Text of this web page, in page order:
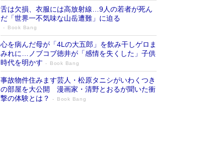
舌は欠損、衣服には高放射線…9人の若者が死ん
だ「世界一不気味な山岳遭難」に迫る
Book Bang
心を病んだ母が「4Lの大五郎」を飲み干しゲロま
みれに…ノブコブ徳井が「感情を失くした」子供
時代を明かす
Book Bang
事故物件住みます芸人・松原タニシがいわくつき
の部屋を大公開 漫画家・清野とおるが聞いた衝
撃の体験とは？
Book Bang